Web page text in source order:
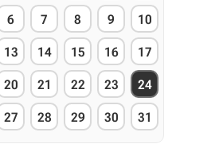
6 7 8 9 10
13 14 15 16 17
20 21 22 23 24
27 28 29 30 31